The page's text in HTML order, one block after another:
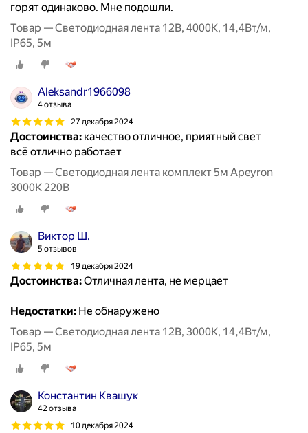
горят одинаково. Мне подошли.
Товар — Светодиодная лента 12В, 4000К, 14,4Вт/м,
IP65, 5м
Aleksandr1966098
4 отзыва
27 декабря 2024
Достоинства: качество отличное, приятный свет
всё отлично работает
Товар — Светодиодная лента комплект 5м Apeyron
3000К 220В
Виктор Ш.
5 отзывов
19 декабря 2024
Достоинства:Отличная лента, не мерцает
Недостатки: Не обнаружено
Товар — Светодиодная лента 12В, 3000К, 14,4Вт/м,
IP65, 5м
Константин Квашук
42 отзыва
10 декабря 2024